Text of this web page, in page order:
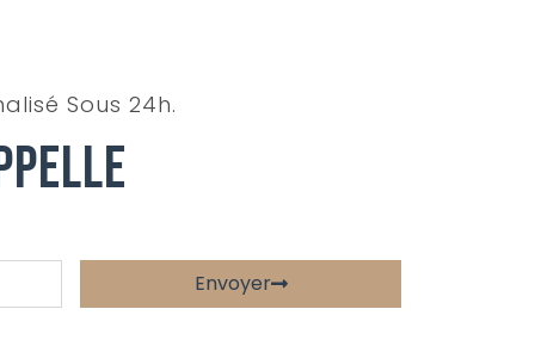
Sous 24h.
Envoyer